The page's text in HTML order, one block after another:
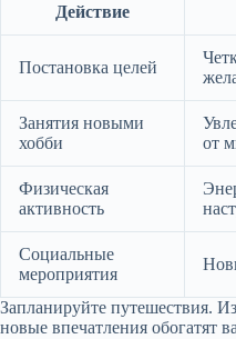
Действие
Постановка целей
Занятия новыми
хобби
от
Физическая
активность
Социальные
мероприятия
Запланируйте путешествия.
новые впечатления обогатят